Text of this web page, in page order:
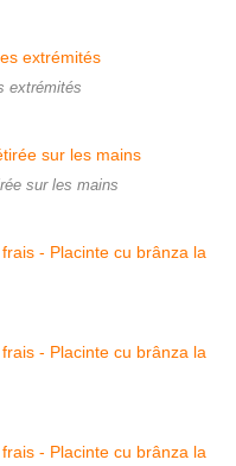
extrémités
sur les mains